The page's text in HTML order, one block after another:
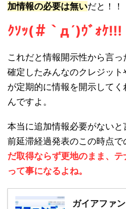
加情報の必要は無いだと！！
ｸｿｯ(＃｀д´)ｳﾞｫｹ!!!
これだと情報開示性から言
確定したみんなのクレジッ
が定期的に情報を開示して
んですよ。
本当に追加情報必要がない
前延滞経過発表のこの時点で
だ取得ならず更地のまま、
って事になるよね。
ガイアファ